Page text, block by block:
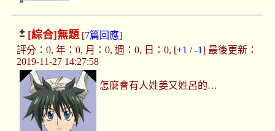
[綜合]無題[7篇回應]
評分：0, 年：0, 月：0, 週：0, 日：0, [+1 /-1] 最後更新：
2019-11-27 14:27:58
怎麼會有人姓姜又姓呂的…